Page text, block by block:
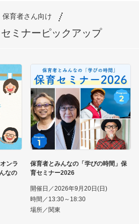
保育者さん向け
ミナーピックアップ
ンラ
なの
保育者とみんなの「学びの時間」保
育セミナー2026
開催日／2026年9月20日(日)
時間／13:30～18:30
場所／関東